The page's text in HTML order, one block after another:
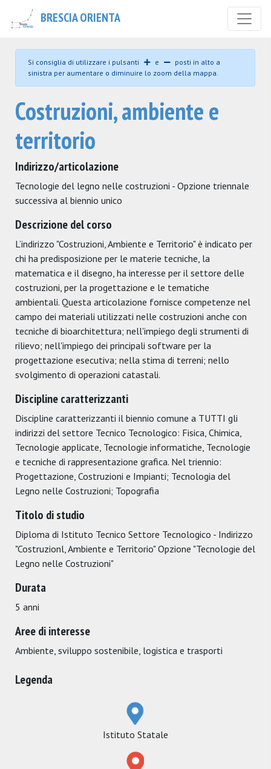
BRESCIA ORIENTA
Si consiglia di utilizzare i pulsanti e
posti in alto a
sinistra per aumentare o diminuire lo zoom della mappa.
Costruzioni, ambiente e
territorio
Indirizzo/articolazione
Tecnologie del legno nelle costruzioni - Opzione triennale
successiva al biennio unico
Descrizione del corso
L’indirizzo "Costruzioni, Ambiente e Territorio" è indicato per
chi ha predisposizione per le materie tecniche, la
matematica e il disegno, ha interesse per il settore delle
costruzioni, per la progettazione e le tematiche
ambientali. Questa articolazione fornisce competenze nel
campo dei materiali utilizzati nelle costruzioni anche con
tecniche di bioarchitettura; nell'impiego degli strumenti di
rilievo; nell'impiego dei principali software per la
progettazione esecutiva; nella stima di terreni; nello
svolgimento di operazioni catastali.
Discipline caratterizzanti
Discipline caratterizzanti il biennio comune a TUTTI gli
indirizzi del settore Tecnico Tecnologico: Fisica, Chimica,
Tecnologie applicate, Tecnologie informatiche, Tecnologie
e tecniche di rappresentazione grafica. Nel triennio:
Progettazione, Costruzioni e Impianti; Tecnologia del
Legno nelle Costruzioni; Topografia
Titolo di studio
Diploma di Istituto Tecnico Settore Tecnologico - Indirizzo
"Costruzionl, Ambiente e Territorio" Opzione "Tecnologie del
Legno nelle Costruzioni"
Durata
5 anni
Aree di interesse
Ambiente, sviluppo sostenibile, logistica e trasporti
Legenda
Istituto Statale